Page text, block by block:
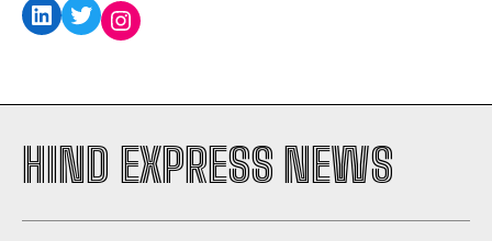
I've read and accept thePrivacy Policy.
LinkedIn
TwitterInstagram
HIND EXPRESS NEWS